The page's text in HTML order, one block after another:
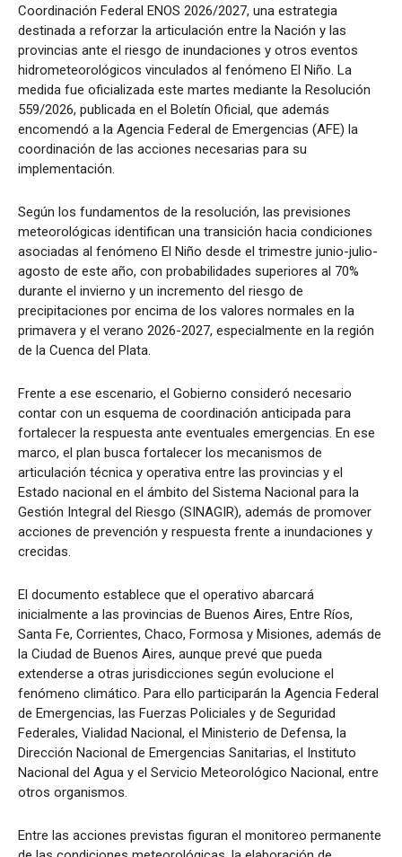
Coordinación Federal ENOS 2026/2027, una estrategia
destinada a reforzar la articulación entre la Nación y las
provincias ante el riesgo de inundaciones y otros eventos
hidrometeorológicos vinculados al fenómeno El Niño. La
medida fue oficializada este martes mediante la Resolución
559/2026, publicada en el Boletín Oficial, que además
encomendó a la Agencia Federal de Emergencias (AFE) la
coordinación de las acciones necesarias para su
implementación.
Según los fundamentos de la resolución, las previsiones
meteorológicas identifican una transición hacia condiciones
asociadas al fenómeno El Niño desde el trimestre junio-julio-
agosto de este año, con probabilidades superiores al 70%
durante el invierno y un incremento del riesgo de
precipitaciones por encima de los valores normales en la
primavera y el verano 2026-2027, especialmente en la región
de la Cuenca del Plata.
Frente a ese escenario, el Gobierno consideró necesario
contar con un esquema de coordinación anticipada para
fortalecer la respuesta ante eventuales emergencias. En ese
marco, el plan busca fortalecer los mecanismos de
articulación técnica y operativa entre las provincias y el
Estado nacional en el ámbito del Sistema Nacional para la
Gestión Integral del Riesgo (SINAGIR), además de promover
acciones de prevención y respuesta frente a inundaciones y
crecidas.
El documento establece que el operativo abarcará
inicialmente a las provincias de Buenos Aires, Entre Ríos,
Santa Fe, Corrientes, Chaco, Formosa y Misiones, además de
la Ciudad de Buenos Aires, aunque prevé que pueda
extenderse a otras jurisdicciones según evolucione el
fenómeno climático. Para ello participarán la Agencia Federal
de Emergencias, las Fuerzas Policiales y de Seguridad
Federales, Vialidad Nacional, el Ministerio de Defensa, la
Dirección Nacional de Emergencias Sanitarias, el Instituto
Nacional del Agua y el Servicio Meteorológico Nacional, entre
otros organismos.
Entre las acciones previstas figuran el monitoreo permanente